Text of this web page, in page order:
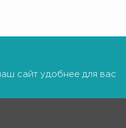
сайт удобнее для вас